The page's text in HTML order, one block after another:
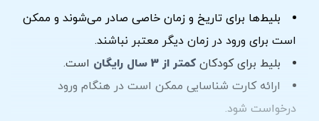
بلیط ورودی به مجموعه
1 تجربه VR Ride
بلیط بسته خانوادگی:
بلیط‌ها برای تاریخ و زمان خاصی صادر می‌شوند و ممکن
است برای ورود در زمان دیگر معتبر نباشند.
بلیط برای کودکانکمتر از 3 سال رایگان
است.
ارائه کارت شناسایی ممکن است در هنگام ورود
درخواست شود.